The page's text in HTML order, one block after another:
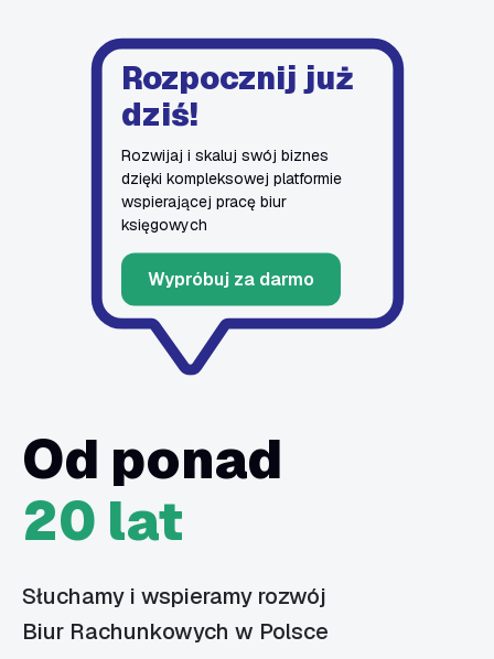
Rozpocznij już
dziś!
Rozwijaj i skaluj swój biznes
dzięki kompleksowej platformie
wspierającej pracę biur
księgowych
Wypróbuj za darmo
Od ponad
20 lat
Słuchamy i wspieramy rozwój
Biur Rachunkowych w Polsce